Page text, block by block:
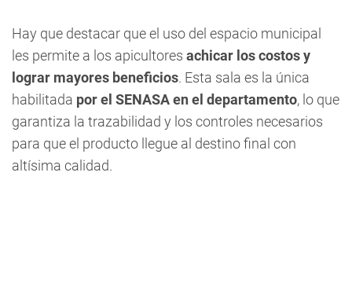
Hay que destacar que el uso del espacio municipal
les permite a los apicultores achicar los costos y
lograr mayores beneficios. Esta sala es la única
habilitada por el SENASA en el departamento, lo que
garantiza la trazabilidad y los controles necesarios
para que el producto llegue al destino final con
altísima calidad.